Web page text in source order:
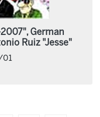
German
Ruiz "Jesse"